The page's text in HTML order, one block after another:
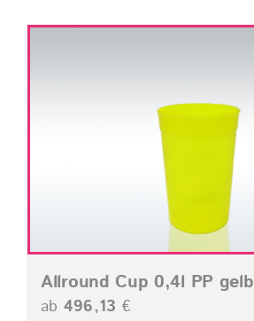
Allround Cup 0,4l PP gelb
ab 496,13 €